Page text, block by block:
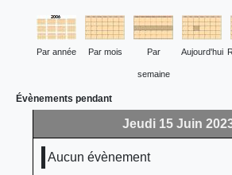
Par année Par mois Par
semaine
Aujourd'hui
Évènements pendant
Jeudi 15 Juin
Aucun évènement